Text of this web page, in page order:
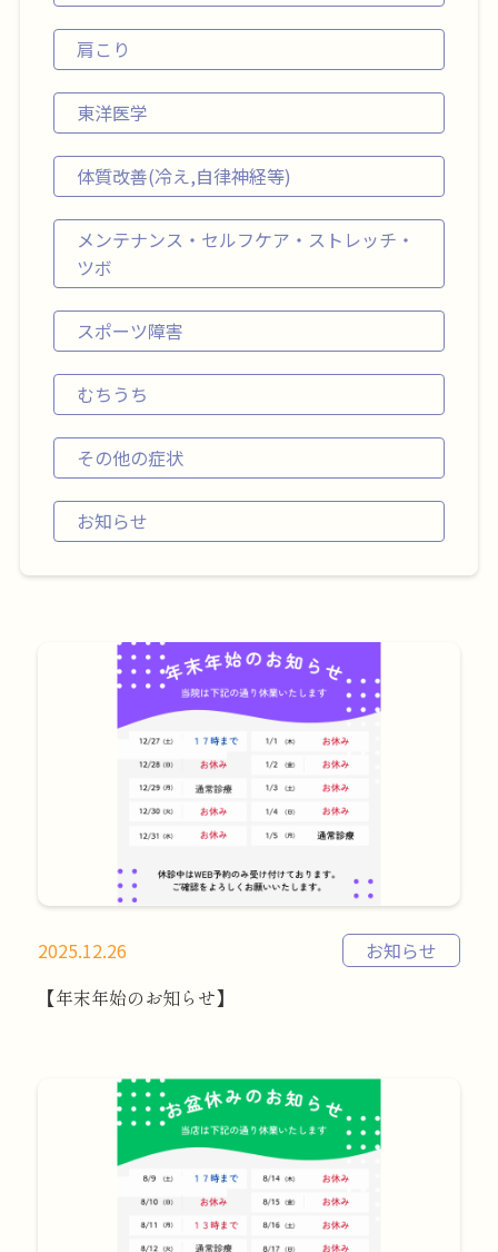
肩こり
東洋医学
体質改善(冷え,自律神経等)
メンテナンス・セルフケア・ストレッチ・
ツボ
スポーツ障害
むちうち
その他の症状
お知らせ
2025.12.26
お知らせ
【年末年始のお知らせ】